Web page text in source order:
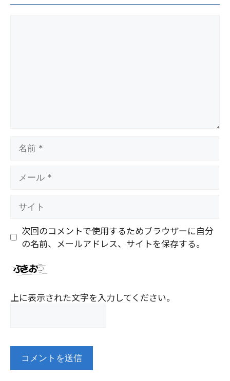
次回のコメントで使用するためブラウザーに自分
の名前、メールアドレス、サイトを保存する。
上に表示された文字を入力してください。